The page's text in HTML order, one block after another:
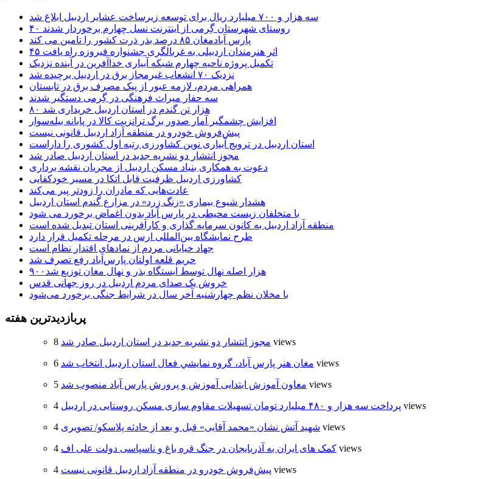
سه هزار و ۷۰۰ میلیارد ریال برای توسعه زیرساخت عشایر اردبیل ابلاغ شد
۴۰ روستای شهرستان گِرمی از اینترنت نسل چهارم برخوردار شدند
پارس آبادمغان ۸۵ درصد بذر ذرت کشور را تامین می کند
۴۵ اثر هنرمندان اردبیلی به غربالگری جشنواره فیروزه راه یافت
تکمیل پروژه ناحیه چهارم شبکه آبیاری خداآفرین در آینده نزدیک
نزدیک ۷۰ انشعاب غیرمجاز برق در اردبیل برچیده شد
همراهی مردم، لازمه عبور از پیک مصرف برق در تابستان
سه حفار میراث فرهنگی در گِرمی دستگیر شدند
۸۰ هزار تن گندم در استان اردبیل خریداری شد
افزایش چشمگیر آمار صدور برگ ترانزیت کالا در پایانه بیله‌سوار
پیش‌فروش خودرو در منطقه آزاد اردبیل قانونی نیست
استان اردبیل در ترویج آبیاری نوین کشاورزی رتبه اول کشوری را داراست
مجوز انتشار دو نشریه جدید در استان اردبیل صادر شد
دعوت به همکاری بنیاد مسکن اردبیل از مجریان نقشه برداری
کشاورزی اردبیل ظرفیت قابل اتکا در مسیر خودکفایی
عادت‌هایی که مادران را زودتر پیر می‌کند
هشدار شیوع بیماری «زنگ زرد» در مزارع گندم استان اردبیل
با متخلفان زیست محیطی در پارس آباد بدون اغماض برخورد می شود
منطقه آزاد اردبیل به کانون سرمایه گذاری و کارآفرینی استان تبدیل شده است
طرح نمایشگاه بین‌المللی ارس در مرحله تکمیل قرار دارد
جهاد خیابانی مردم از نمادهای اقتدار نظام است
حریم قلعه اولتان پارس‌آباد رفع تصرف شد
۹۰۰هزار اصله نهال توسط ایستگاه بذر و نهال مغان توزیع شد
خروش یک صدای مردم اردبیل در روز جهانی قدس
با مخلان نظم چهارشنبه‌ آخر سال در شرایط جنگی برخورد می‌شود
پربازدیدترین هفته
مجوز انتشار دو نشریه جدید در استان اردبیل صادر شد 8 views
مغان هنر پارس آباد، گروه نمايشي فعال استان اردبيل انتخاب شد 6 views
معاون آموزش ابتدایی آموزش و پرورش پارس آباد منصوب شد 5 views
پرداخت سه هزار و ۴۸۰ میلیارد تومان تسهیلات مقاوم سازی مسکن روستایی در اردبیل 4 views
شهید آتش نشان «محمد آقایی» قبل و بعد از حادثه پلاسکو/ تصویری 4 views
کمک های ایران به آذربایجان در جنگ قره باغ و ناسپاسی دولت علی اف 4 views
پیش‌فروش خودرو در منطقه آزاد اردبیل قانونی نیست 4 views